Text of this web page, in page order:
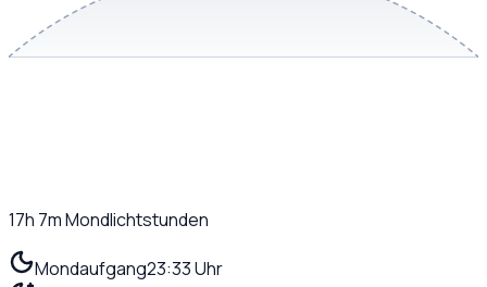
17h 7mMondlichtstunden
Mondaufgang23:33 Uhr